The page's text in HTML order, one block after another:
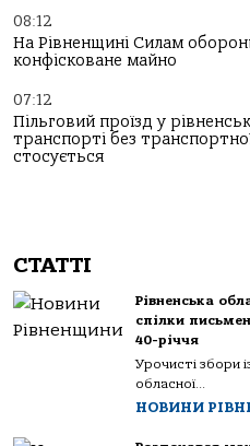
08:12
На Рівненщині Силам
конфісковане майно
07:12
Пільговий проїзд у
транспорті без
стосується
СТАТТІ
Рівненська
спілки
40-річчя
Урочисті збори
обласної...
НОВИНИ